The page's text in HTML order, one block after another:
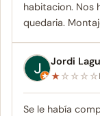
habitacion. Nos
quedaria.
Jordi
★☆☆☆☆
Se le había